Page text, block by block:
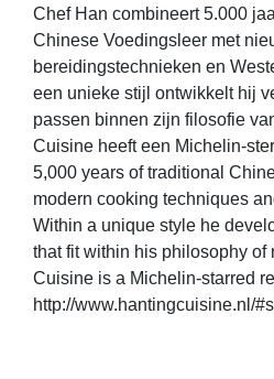
Chef Han combineert 5.000
Chinese Voedingsleer met
bereidingstechnieken en
een unieke stijl ontwikkelt hij
passen binnen zijn filosofie
Cuisine heeft een Michelin-
5,000 years of traditional
modern cooking techniques
Within a unique style he
that fit within his philosophy of
Cuisine is a Michelin-starred
http://www.hantingcuisine.nl/